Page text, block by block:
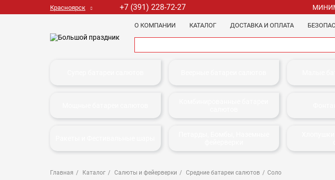
Красноярск +7 (391) 228-72-27
О КОМПАНИИ КАТАЛОГ ДОСТАВКА И ОПЛАТА
Главная Каталог Салюты и фейерверки Средние батареи салютов Соло